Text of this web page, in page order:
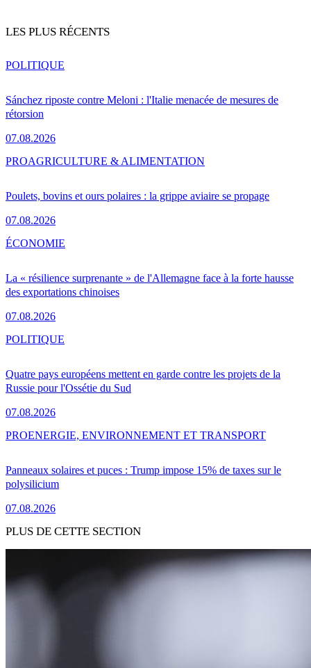
LES PLUS RÉCENTS
Sánchez riposte contre Meloni : l'Italie menacée de mesures de
rétorsion
07.08.2026
POLITIQUE
Poulets, bovins et ours polaires : la grippe aviaire se propage
07.08.2026
PROAGRICULTURE & ALIMENTATION
La « résilience surprenante » de l'Allemagne face à la forte hausse
des exportations chinoises
07.08.2026
ÉCONOMIE
Quatre pays européens mettent en garde contre les projets de la
Russie pour l'Ossétie du Sud
07.08.2026
POLITIQUE
Panneaux solaires et puces : Trump impose 15% de taxes sur le
polysilicium
07.08.2026
PROENERGIE, ENVIRONNEMENT ET TRANSPORT
PLUS DE CETTE SECTION